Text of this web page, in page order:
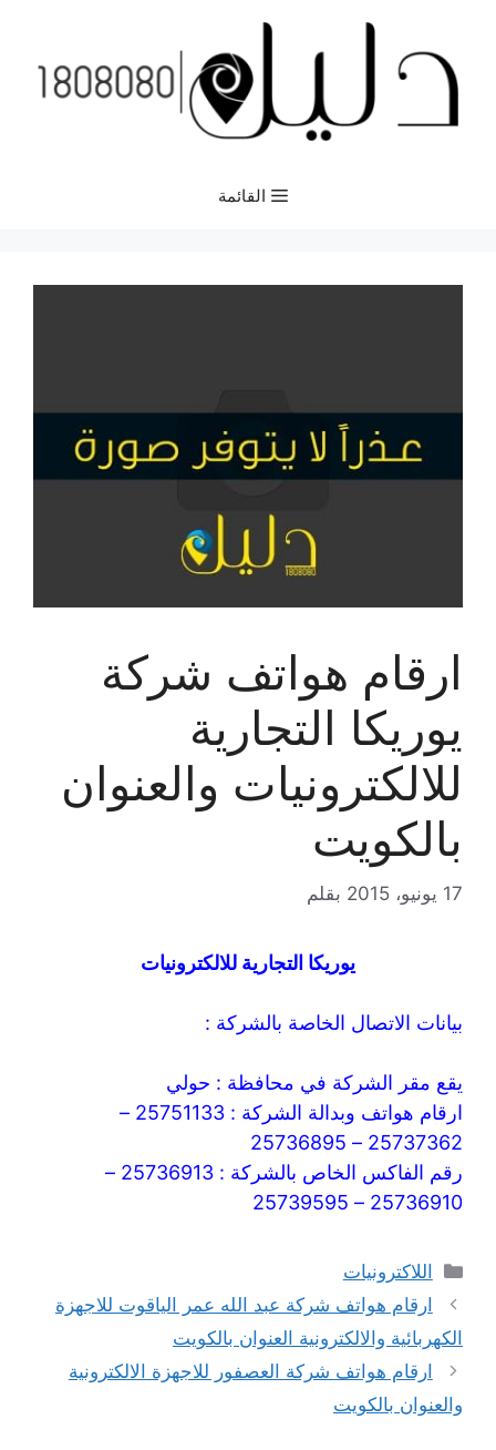
المحتوى
القائمة
ارقام هواتف شركة
يوريكا التجارية
للالكترونيات والعنوان
بالكويت
17 يونيو، 2015 بقلم
يوريكا التجارية للالكترونيات
بيانات الاتصال الخاصة بالشركة :
يقع مقر الشركة في محافظة : حولي
ارقام هواتف وبدالة الشركة : 25751133 –
25737362 – 25736895
رقم الفاكس الخاص بالشركة : 25736913 –
25736910 – 25739595
التصنيفات
اللاكترونيات
ارقام هواتف شركة عبد الله عمر الياقوت للاجهزة
الكهربائية والالكترونية العنوان بالكويت
ارقام هواتف شركة العصفور للاجهزة الالكترونية
والعنوان بالكويت